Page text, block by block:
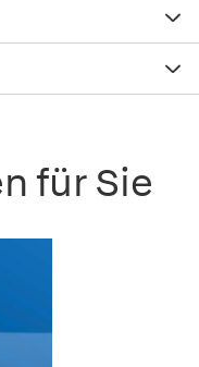
für Sie